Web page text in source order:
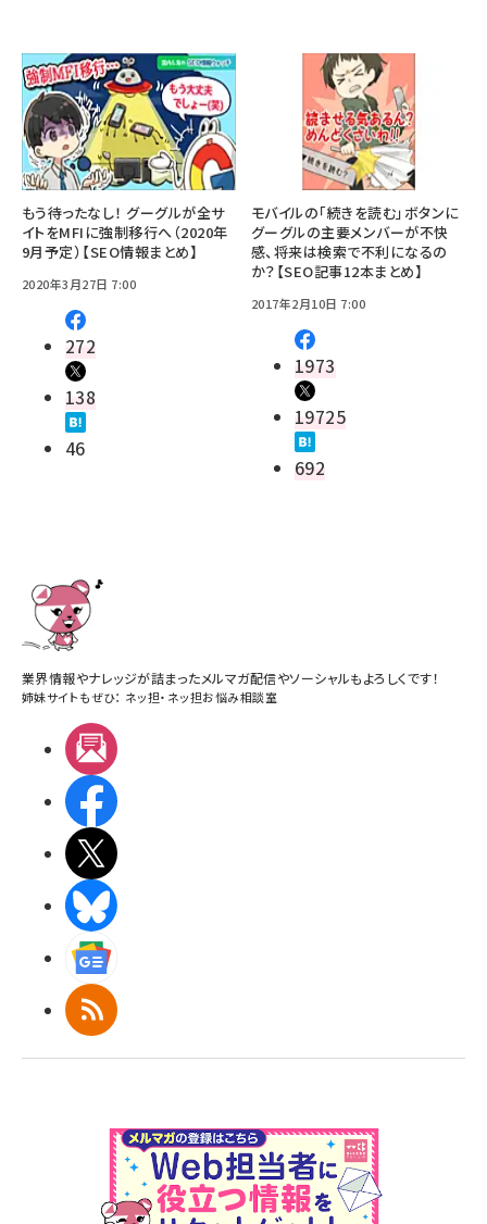
もう待ったなし！ グーグルが全サ
イトをMFIに強制移行へ（2020年
9月予定）【SEO情報まとめ】
2020年3月27日 7:00
272
138
46
モバイルの「続きを読む」ボタンに
グーグルの主要メンバーが不快
感、将来は検索で不利になるの
か？【SEO記事12本まとめ】
2017年2月10日 7:00
1973
19725
692
業界情報やナレッジが詰まったメルマガ配信やソーシャルもよろしくです！
姉妹サイトもぜひ： ネッ担・ ネッ担お悩み相談室
RSS